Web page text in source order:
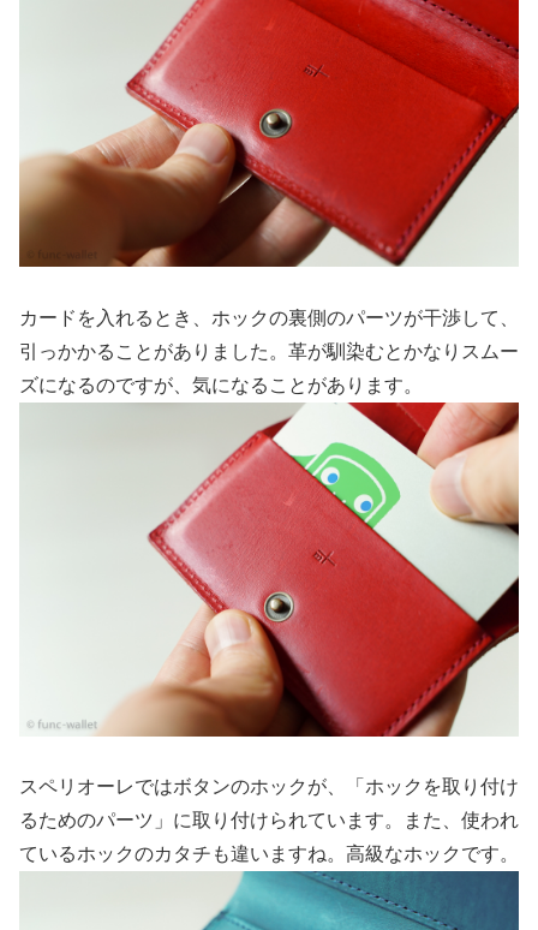
カードを入れるとき、ホックの裏側のパーツが干渉して、
引っかかることがありました。革が馴染むとかなりスムー
ズになるのですが、気になることがあります。
スペリオーレではボタンのホックが、「ホックを取り付け
るためのパーツ」に取り付けられています。また、使われ
ているホックのカタチも違いますね。高級なホックです。